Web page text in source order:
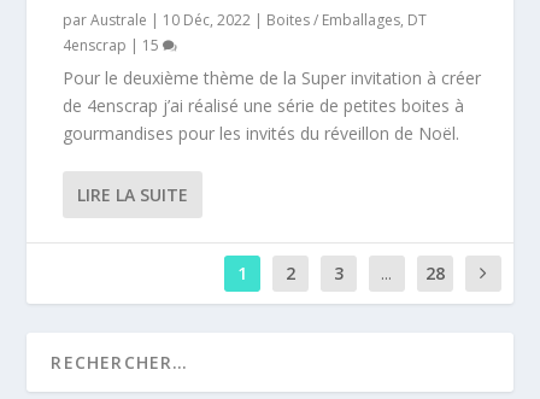
parAustrale | 10 Déc, 2022 | Boites / Emballages, DT
4enscrap | 15
Pour le deuxième thème de la Super invitation à créer
de 4enscrap j’ai réalisé une série de petites boites à
gourmandises pour les invités du réveillon de Noël.
LIRE LA SUITE
1 2 3 ... 28